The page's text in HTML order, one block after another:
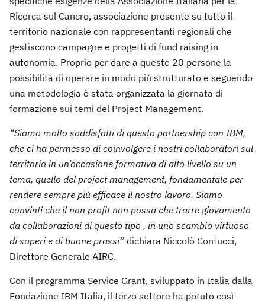
Ricerca sul Cancro, associazione presente su tutto il
territorio nazionale con rappresentanti regionali che
gestiscono campagne e progetti di fund raising in
autonomia. Proprio per dare a queste 20 persone la
possibilità di operare in modo più strutturato e seguendo
una metodologia è stata organizzata la giornata di
formazione sui temi del Project Management.
“Siamo molto soddisfatti di questa partnership con IBM,
che ci ha permesso di coinvolgere i nostri collaboratori sul
territorio in un’occasione formativa di alto livello su un
tema, quello del project management, fondamentale per
rendere sempre più efficace il nostro lavoro. Siamo
convinti che il non profit non possa che trarre giovamento
da collaborazioni di questo tipo , in uno scambio virtuoso
di saperi e di buone prassi” dichiara Niccolò Contucci,
Direttore Generale AIRC.
Con il programma Service Grant, sviluppato in Italia dalla
Fondazione IBM Italia, il terzo settore ha potuto così